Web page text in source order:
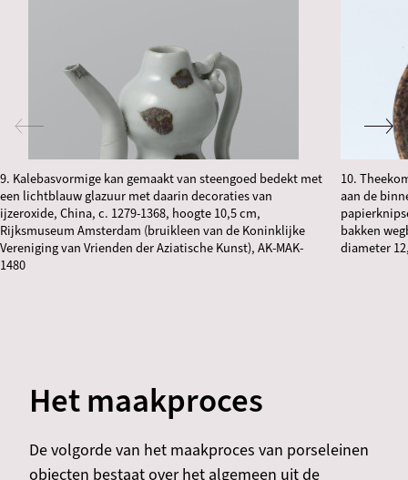
9. Kalebasvormige kan gemaakt van steengoed bedekt met
een lichtblauw glazuur met daarin decoraties van
ijzeroxide, China, c. 1279-1368, hoogte 10,5 cm,
Rijksmuseum Amsterdam (bruikleen van de Koninklijke
Vereniging van Vrienden der Aziatische Kunst), AK-MAK-
1480
10.
aan de
bakken
diameter
Het maakproces
De volgorde van het maakproces van porseleinen
objecten bestaat over het algemeen uit de